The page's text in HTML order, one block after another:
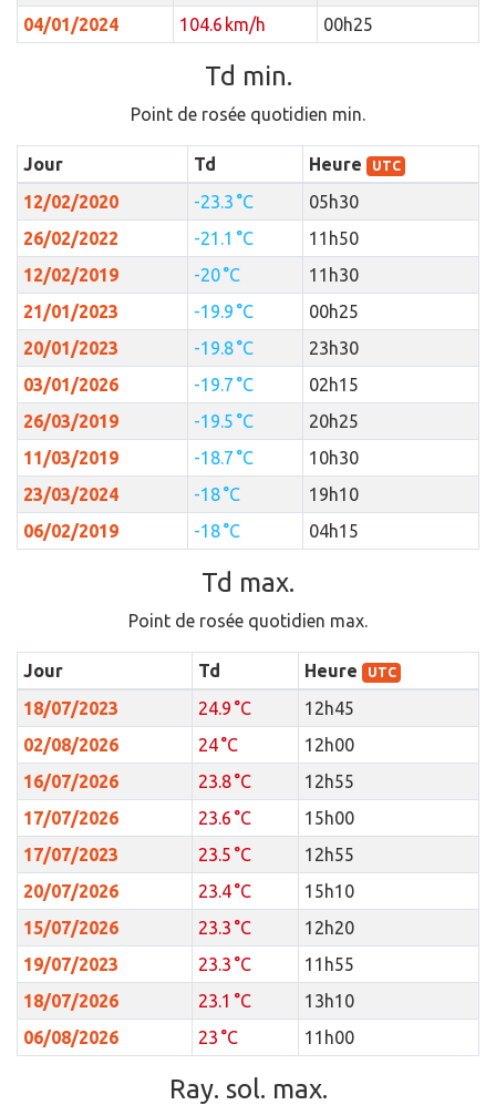
04/01/2024
104.6 km/h 00h25
Td min.
Point de rosée quotidien min.
Jour Td Heure UTC
12/02/2020 -23.3 °C
05h30
26/02/2022
-21.1 °C
11h50
12/02/2019
-20 °C
11h30
21/01/2023
-19.9 °C
00h25
20/01/2023
-19.8 °C
23h30
03/01/2026
-19.7 °C
02h15
26/03/2019
-19.5 °C
20h25
11/03/2019
-18.7 °C
10h30
23/03/2024
-18 °C
19h10
06/02/2019
-18 °C 04h15
Td max.
Point de rosée quotidien max.
Jour Td Heure UTC
18/07/2023 24.9 °C
12h45
02/08/2026
24 °C
12h00
16/07/2026
23.8 °C
12h55
17/07/2026
23.6 °C
15h00
17/07/2023
23.5 °C
12h55
20/07/2026
23.4 °C
15h10
15/07/2026
23.3 °C
12h20
19/07/2023
23.3 °C
11h55
18/07/2026
23.1 °C
13h10
06/08/2026
23 °C 11h00
Ray. sol. max.